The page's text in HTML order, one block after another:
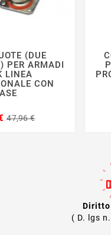
 
(DUE
PER ARMADI
LINEA
CON
47,96 €
Diritto
( D. lgs